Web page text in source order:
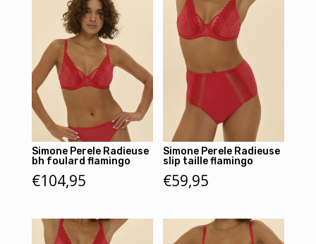
Simone Perele Radieuse
bh foulard flamingo
€104,95
Simone Perele Radieuse
slip taille flamingo
€59,95